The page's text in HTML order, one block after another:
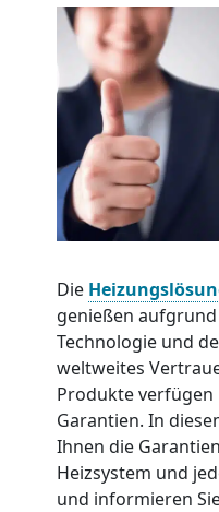
Die
genießen
Technologie und
weltweites
Produkte
Garantien. In
Ihnen die
Heizsystem und
und informieren